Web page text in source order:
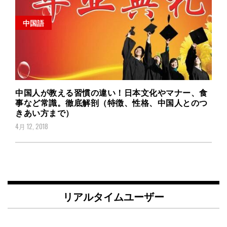
中国語
中国人が教える習慣の違い！日本文化やマナー、食
事など常識。徹底解剖（特徴、性格、中国人とのつ
きあい方まで）
4月 12, 2018
リアルタイムユーザー